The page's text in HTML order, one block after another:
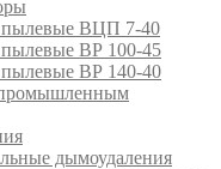
пылевые ВЦП 7-40
ВР 100-45
ВР 140-40
дымоудаления